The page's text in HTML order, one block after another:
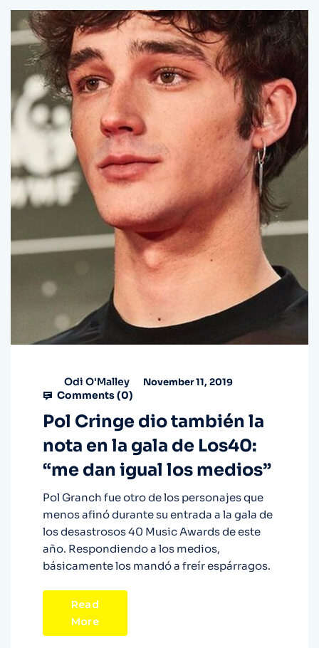
Odi O'Malley November 11, 2019
Comments (0)
Pol Cringe dio también la
nota en la gala de Los40:
“me dan igual los medios”
Pol Granch fue otro de los personajes que
menos afinó durante su entrada a la gala de
los desastrosos 40 Music Awards de este
año. Respondiendo a los medios,
básicamente los mandó a freír espárragos.
Read
More